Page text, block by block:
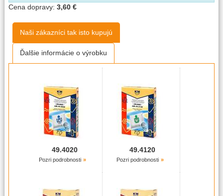
Cena dopravy: 3,60 €
Naši zákazníci tak isto kupujú
Ďalšie informácie o výrobku
49.4020
Pozri podrobnosti
49.4120
Pozri podrobnosti